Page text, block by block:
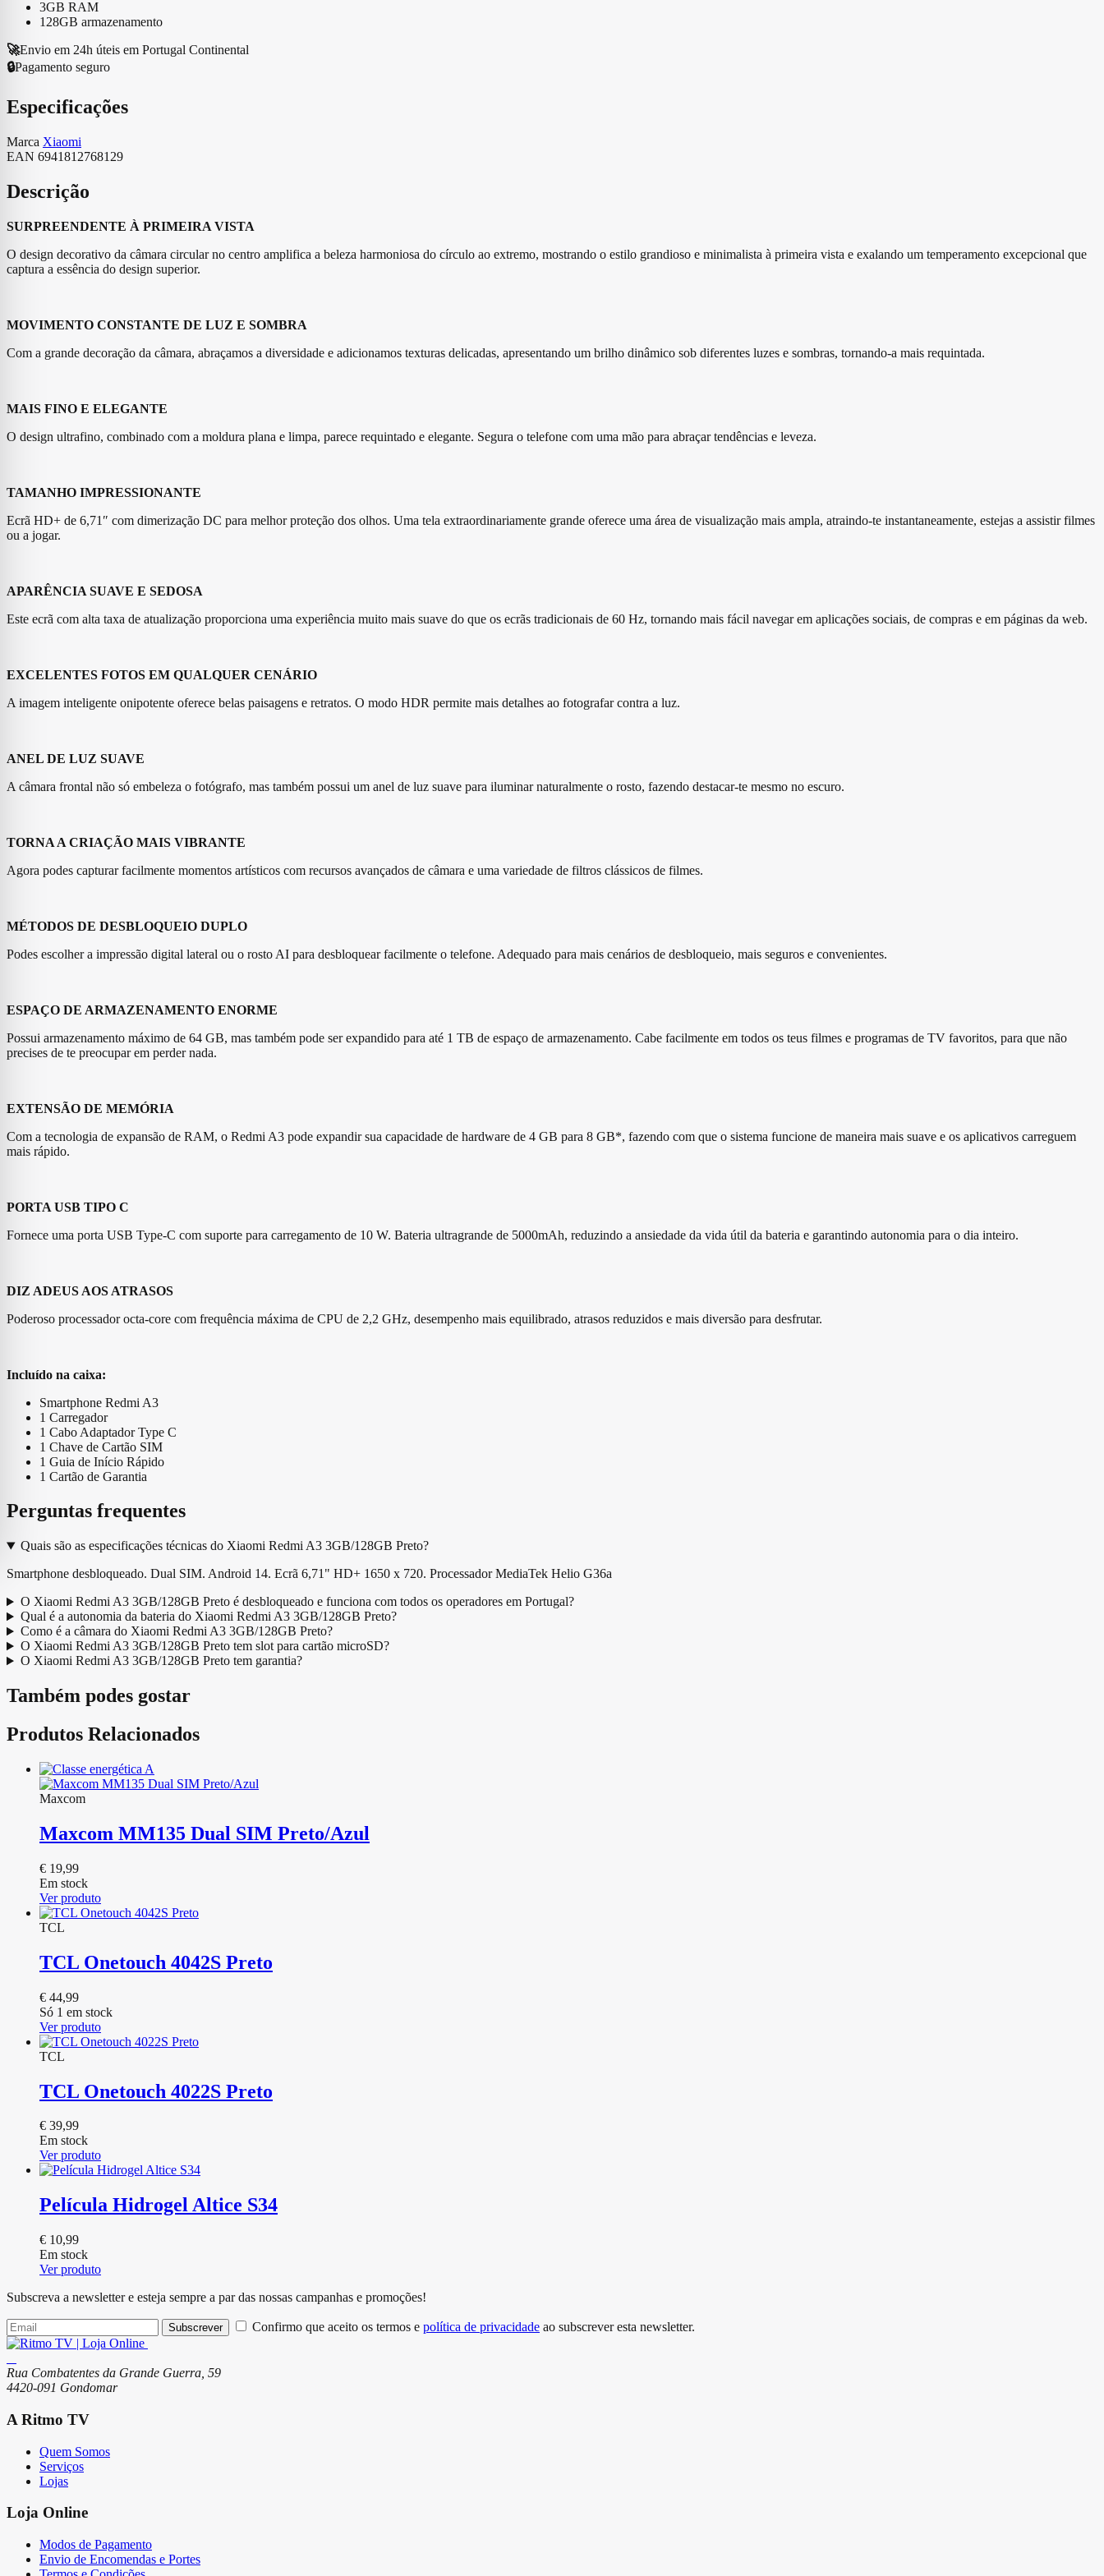
3GB RAM
128GB armazenamento
🚀Envio em 24h úteis em Portugal Continental
🔒Pagamento seguro
Especificações
Marca Xiaomi
EAN 6941812768129
Descrição
SURPREENDENTE À PRIMEIRA VISTA
O design decorativo da câmara circular no centro amplifica a beleza harmoniosa do círculo ao extremo, mostrando o estilo grandioso e minimalista à primeira vista e exalando um temperamento excepcional que
captura a essência do design superior.
MOVIMENTO CONSTANTE DE LUZ E SOMBRA
Com a grande decoração da câmara, abraçamos a diversidade e adicionamos texturas delicadas, apresentando um brilho dinâmico sob diferentes luzes e sombras, tornando-a mais requintada.
MAIS FINO E ELEGANTE
O design ultrafino, combinado com a moldura plana e limpa, parece requintado e elegante. Segura o telefone com uma mão para abraçar tendências e leveza.
TAMANHO IMPRESSIONANTE
Ecrã HD+ de 6,71″ com dimerização DC para melhor proteção dos olhos. Uma tela extraordinariamente grande oferece uma área de visualização mais ampla, atraindo-te instantaneamente, estejas a assistir filmes
ou a jogar.
APARÊNCIA SUAVE E SEDOSA
Este ecrã com alta taxa de atualização proporciona uma experiência muito mais suave do que os ecrãs tradicionais de 60 Hz, tornando mais fácil navegar em aplicações sociais, de compras e em páginas da web.
EXCELENTES FOTOS EM QUALQUER CENÁRIO
A imagem inteligente onipotente oferece belas paisagens e retratos. O modo HDR permite mais detalhes ao fotografar contra a luz.
ANEL DE LUZ SUAVE
A câmara frontal não só embeleza o fotógrafo, mas também possui um anel de luz suave para iluminar naturalmente o rosto, fazendo destacar-te mesmo no escuro.
TORNA A CRIAÇÃO MAIS VIBRANTE
Agora podes capturar facilmente momentos artísticos com recursos avançados de câmara e uma variedade de filtros clássicos de filmes.
MÉTODOS DE DESBLOQUEIO DUPLO
Podes escolher a impressão digital lateral ou o rosto AI para desbloquear facilmente o telefone. Adequado para mais cenários de desbloqueio, mais seguros e convenientes.
ESPAÇO DE ARMAZENAMENTO ENORME
Possui armazenamento máximo de 64 GB, mas também pode ser expandido para até 1 TB de espaço de armazenamento. Cabe facilmente em todos os teus filmes e programas de TV favoritos, para que não
precises de te preocupar em perder nada.
EXTENSÃO DE MEMÓRIA
Com a tecnologia de expansão de RAM, o Redmi A3 pode expandir sua capacidade de hardware de 4 GB para 8 GB*, fazendo com que o sistema funcione de maneira mais suave e os aplicativos carreguem
mais rápido.
PORTA USB TIPO C
Fornece uma porta USB Type-C com suporte para carregamento de 10 W. Bateria ultragrande de 5000mAh, reduzindo a ansiedade da vida útil da bateria e garantindo autonomia para o dia inteiro.
DIZ ADEUS AOS ATRASOS
Poderoso processador octa-core com frequência máxima de CPU de 2,2 GHz, desempenho mais equilibrado, atrasos reduzidos e mais diversão para desfrutar.
Incluído na caixa:
Smartphone Redmi A3
1 Carregador
1 Cabo Adaptador Type C
1 Chave de Cartão SIM
1 Guia de Início Rápido
1 Cartão de Garantia
Perguntas frequentes
Quais são as especificações técnicas do Xiaomi Redmi A3 3GB/128GB Preto?
Smartphone desbloqueado. Dual SIM. Android 14. Ecrã 6,71" HD+ 1650 x 720. Processador MediaTek Helio G36a
O Xiaomi Redmi A3 3GB/128GB Preto é desbloqueado e funciona com todos os operadores em Portugal?
Qual é a autonomia da bateria do Xiaomi Redmi A3 3GB/128GB Preto?
Como é a câmara do Xiaomi Redmi A3 3GB/128GB Preto?
O Xiaomi Redmi A3 3GB/128GB Preto tem slot para cartão microSD?
O Xiaomi Redmi A3 3GB/128GB Preto tem garantia?
Também podes gostar
Produtos Relacionados
Maxcom
Maxcom MM135 Dual SIM Preto/Azul
€ 19,99
Em stock
Ver produto
TCL
TCL Onetouch 4042S Preto
€ 44,99
Só 1 em stock
Ver produto
TCL
TCL Onetouch 4022S Preto
€ 39,99
Em stock
Ver produto
Película Hidrogel Altice S34
€ 10,99
Em stock
Ver produto
Subscreva a newsletter e esteja sempre a par das nossas campanhas e promoções!
Subscrever Confirmo que aceito os termos e política de privacidade ao subscrever esta newsletter.
Rua Combatentes da Grande Guerra, 59
4420-091 Gondomar
A Ritmo TV
Quem Somos
Serviços
Lojas
Loja Online
Modos de Pagamento
Envio de Encomendas e Portes